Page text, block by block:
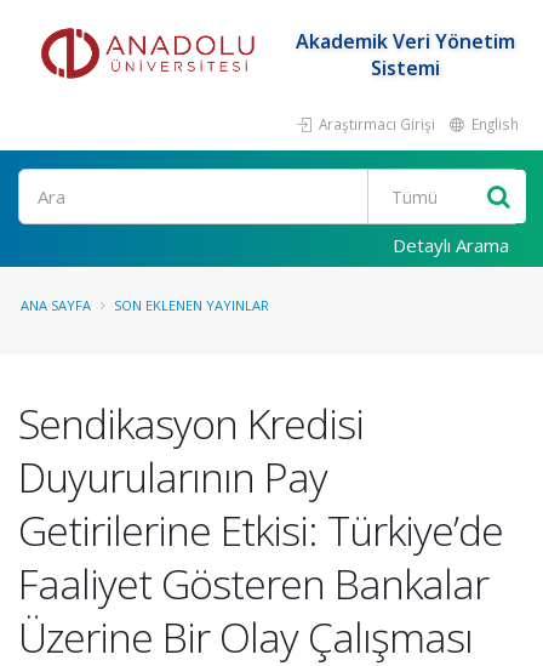
Akademik Veri Yönetim
Sistemi
Araştırmacı Girişi English
Ara
Detaylı Arama
ANA SAYFA SON EKLENEN YAYINLAR
Sendikasyon Kredisi
Duyurularının Pay
Getirilerine Etkisi: Türkiye’de
Faaliyet Gösteren Bankalar
Üzerine Bir Olay Çalışması